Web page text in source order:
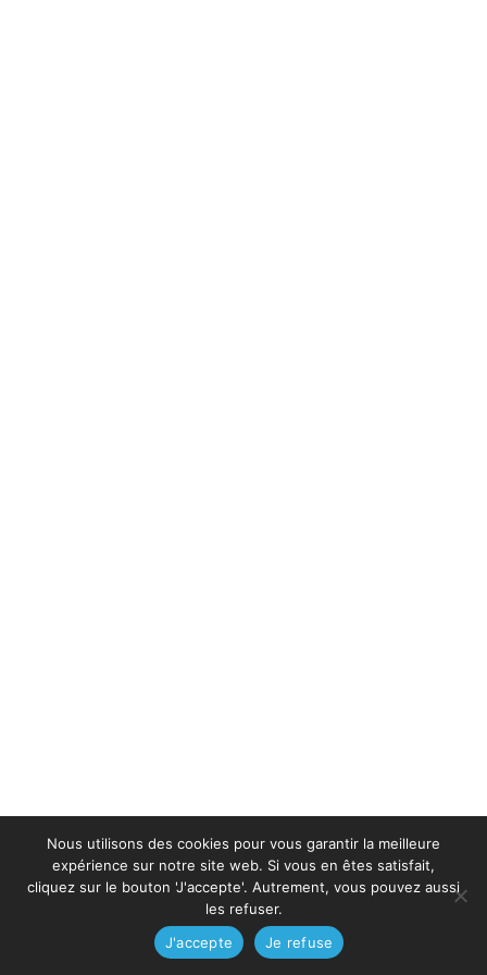
Nous utilisons des cookies pour vous garantir la meilleure
expérience sur notre site web. Si vous en êtes satisfait,
cliquez sur le bouton 'J'accepte'. Autrement, vous pouvez aussi
les refuser.
J'accepte
Je refuse